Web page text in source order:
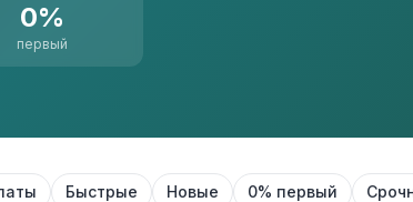
0%
первый
Быстрые Новые 0% первый